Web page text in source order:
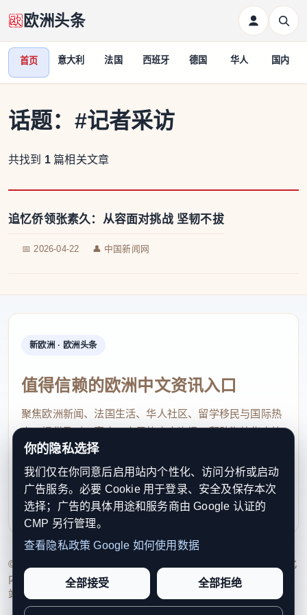
欧洲头条
首页 意大利 法国 西班牙 德国 华人 国内
话题： #记者采访
共找到 1 篇相关文章
追忆侨领张素久：从容面对挑战 坚韧不拔
📅 2026-04-22 👤 中国新闻网
新欧洲 · 欧洲头条
值得信赖的欧洲中文资讯入口
聚焦欧洲新闻、法国生活、华人社区、留学移民与国际热
点，提供及时、真实、实用的中文资讯，帮助海外华人快
速了解欧洲动态。
contact@xinouzhou.com
服务支持、版权与合作：工作日优先处理站务、投稿与权
利通知
© 2026 新欧洲·欧洲头条. All Rights Reserved. 本网站持续优化
内容透明度、联系方式与用户权利说明，以提升品牌信任感和
站点完整度。
你的隐私选择
我们仅在你同意后启用站内个性化、访问分析或启动
广告服务。必要 Cookie 用于登录、安全及保存本次
选择；广告的具体用途和服务商由 Google 认证的
CMP 另行管理。
查看隐私政策 Google 如何使用数据
全部接受 全部拒绝